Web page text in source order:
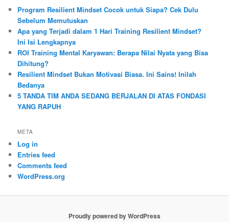
Program Resilient Mindset Cocok untuk Siapa? Cek Dulu
Sebelum Memutuskan
Apa yang Terjadi dalam 1 Hari Training Resilient Mindset?
Ini Isi Lengkapnya
ROI Training Mental Karyawan: Berapa Nilai Nyata yang Bisa
Dihitung?
Resilient Mindset Bukan Motivasi Biasa. Ini Sains! Inilah
Bedanya
5 TANDA TIM ANDA SEDANG BERJALAN DI ATAS FONDASI
YANG RAPUH
META
Log in
Entries feed
Comments feed
WordPress.org
Proudly powered by WordPress